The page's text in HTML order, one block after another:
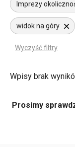
Imprezy
widok na góry
Wyczyść filtry
Wpisy brak
Prosimy